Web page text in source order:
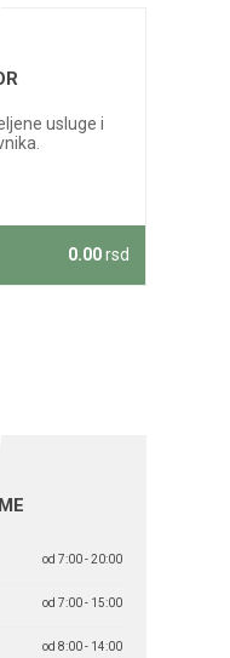
usluge i
0.00rsd
od 7:00 - 20:00
od 7:00 - 15:00
od 8:00 - 14:00